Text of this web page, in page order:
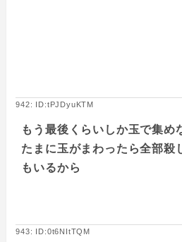
942: ID:tPJDyuKTM
もう最後くらいしか玉で集め
たまに玉がまわったら全部殺
もいるから
943: ID:0t6NItTQM